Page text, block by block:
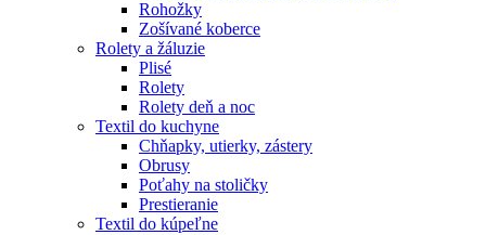
Rohožky
Zošívané koberce
Rolety a žáluzie
Plisé
Rolety
Rolety deň a noc
Textil do kuchyne
Chňapky, utierky, zástery
Obrusy
Poťahy na stoličky
Prestieranie
Textil do kúpeľne